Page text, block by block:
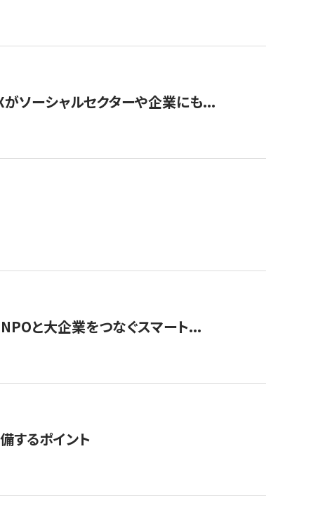
がソーシャルセクターや企業にも...
と大企業をつなぐスマート...
するポイント